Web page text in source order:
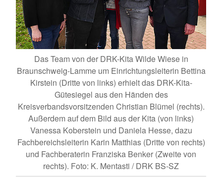
Das Team von der DRK-Kita Wilde Wiese in
Braunschweig-Lamme um Einrichtungsleiterin Bettina
Kirstein (Dritte von links) erhielt das DRK-Kita-
Gütesiegel aus den Händen des
Kreisverbandsvorsitzenden Christian Blümel (rechts).
Außerdem auf dem Bild aus der Kita (von links)
Vanessa Koberstein und Daniela Hesse, dazu
Fachbereichsleiterin Karin Matthias (Dritte von rechts)
und Fachberaterin Franziska Benker (Zweite von
rechts). Foto: K. Mentasti / DRK BS-SZ